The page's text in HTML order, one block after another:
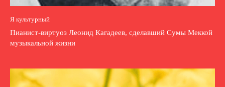
Я культурный
Пианист-виртуоз Леонид Кагадеев, сделавший Сумы Меккой
музыкальной жизни